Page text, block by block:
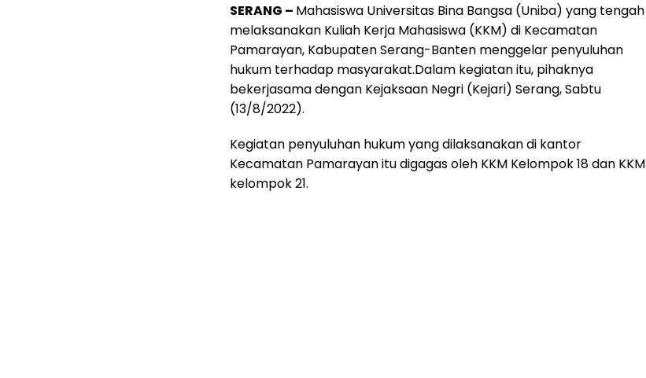
SERANG – Mahasiswa Universitas Bina Bangsa (Uniba) yang tengah
melaksanakan Kuliah Kerja Mahasiswa (KKM) di Kecamatan
Pamarayan, Kabupaten Serang-Banten menggelar penyuluhan
hukum terhadap masyarakat.Dalam kegiatan itu, pihaknya
bekerjasama dengan Kejaksaan Negri (Kejari) Serang, Sabtu
(13/8/2022).
Kegiatan penyuluhan hukum yang dilaksanakan di kantor
Kecamatan Pamarayan itu digagas oleh KKM Kelompok 18 dan KKM
kelompok 21.